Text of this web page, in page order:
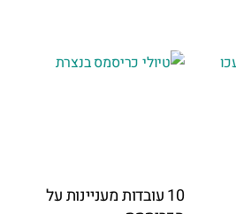
10 עובדות מעניינות על